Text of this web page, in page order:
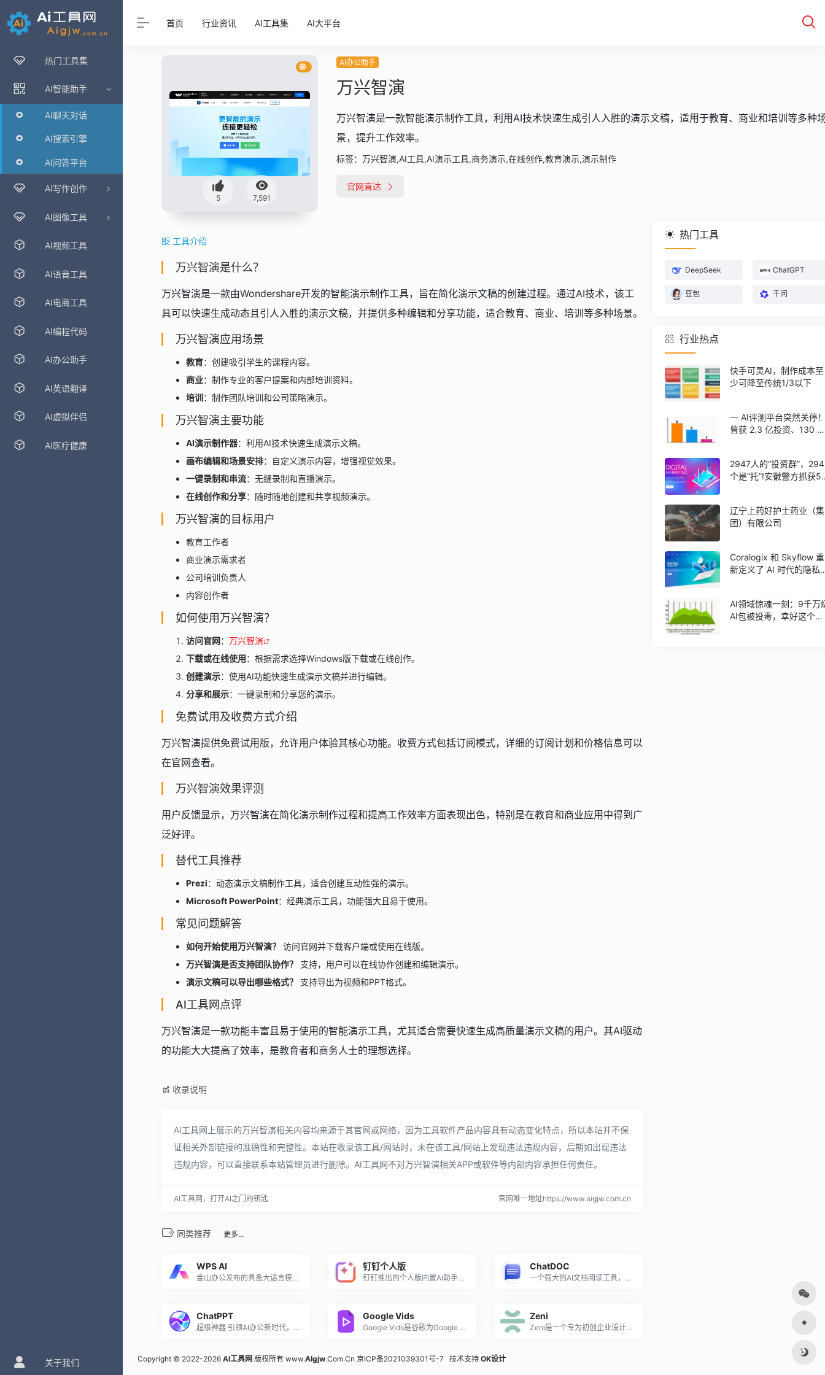
热门工具集
AI智能助手
AI聊天对话
AI搜索引擎
AI问答平台
AI写作创作
AI图像工具
AI视频工具
AI语音工具
AI电商工具
AI编程代码
AI办公助手
AI英语翻译
AI虚拟伴侣
AI医疗健康
关于我们
首页 行业资讯 AI工具集 AI大平台
5 7,591
AI办公助手
万兴智演
万兴智演是一款智能演示制作工具，利用AI技术快速生成引人入胜的演示文稿，适用于教育、商业和培训等多种
景，提升工作效率。
标签： 万兴智演,AI工具,AI演示工具,商务演示,在线创作,教育演示,演示制作
官网直达
工具介绍
万兴智演是什么？
万兴智演是一款由Wondershare开发的智能演示制作工具，旨在简化演示文稿的创建过程。通过AI技术，该工
具可以快速生成动态且引人入胜的演示文稿，并提供多种编辑和分享功能，适合教育、商业、培训等多种场景。
万兴智演应用场景
教育：创建吸引学生的课程内容。
商业：制作专业的客户提案和内部培训资料。
培训 ：制作团队培训和公司策略演示。
万兴智演主要功能
AI演示制作器：利用AI技术快速生成演示文稿。
画布编辑和场景安排：自定义演示内容，增强视觉效果。
一键录制和串流：无缝录制和直播演示。
在线创作和分享：随时随地创建和共享视频演示。
万兴智演的目标用户
教育工作者
商业演示需求者
公司培训负责人
内容创作者
如何使用万兴智演？
访问官网： 万兴智演
下载或在线使用：根据需求选择Windows版下载或在线创作。
创建演示：使用AI功能快速生成演示文稿并进行编辑。
分享和展示：一键录制和分享您的演示。
免费试用及收费方式介绍
万兴智演提供免费试用版，允许用户体验其核心功能。收费方式包括订阅模式，详细的订阅计划和价格信息可以
在官网查看。
万兴智演效果评测
用户反馈显示，万兴智演在简化演示制作过程和提高工作效率方面表现出色，特别是在教育和商业应用中得到广
泛好评。
替代工具推荐
Prezi：动态演示文稿制作工具，适合创建互动性强的演示。
Microsoft PowerPoint：经典演示工具，功能强大且易于使用。
常见问题解答
如何开始使用万兴智演？
访问官网并下载客户端或使用在线版。
万兴智演是否支持团队协作？
支持，用户可以在线协作创建和编辑演示。
演示文稿可以导出哪些格式？
支持导出为视频和PPT格式。
AI工具网点评
万兴智演是一款功能丰富且易于使用的智能演示工具，尤其适合需要快速生成高质量演示文稿的用户。其AI驱动
的功能大大提高了效率，是教育者和商务人士的理想选择。
收录说明
AI工具网上展示的万兴智演相关内容均来源于其官网或网络，因为工具软件产品内容具有动态变化特点，所以本站并不保
证相关外部链接的准确性和完整性。本站在收录该工具/网站时，未在该工具/网站上发现违法违规内容，后期如出现违法
违规内容，可以直接联系本站管理员进行删除。AI工具网不对万兴智演相关APP或软件等内部内容承担任何责任。
AI工具网，打开AI之门的钥匙 官网唯一地址https://www.aigjw.com.cn
同类推荐 更多...
WPS AI
金山办公发布的具备大语言模型能力的人工智能应用，为用户提供智能文档写作、阅读理解和问答、智能人机交互的能力。作为WPS办公套件的重要组成部分，WPS AI将与WPS其他产品无缝衔接，让用户在办公、写作、文档处理等方面实现更高效、更智能的体验。
钉钉个人版
钉钉推出的个人版内置AI助手的办公软件。
ChatDOC
一个强大的AI文档阅读工具，结合了ChatGPT，为用户提供了一种全新的、高效的文献阅读方式。帮助你更快速地获取和理解文档中的关键信息。
ChatPPT
超级神器·引领AI办公新时代，ChatPPT是一款通过对话形式快速生成和美化PPT的AI工具，提升制作效率。
Google Vids
Google Vids是谷歌为Google Workspace协作办公平台推出的AI视频创作工具。
Zeni
Zeni是一个专为初创企业设计的财务运营平台，提供自动化会计、账目管理和财务分析等服务，帮助企业简化财务管理流程，提升财务透明度和决策效率。
热门工具
DeepSeek ChatGPT
豆包 千问
行业热点
快手可灵AI，制作成本至
少可降至传统1/3以下
一 AI评测平台突然关停
曾获 2.3 亿投资、130 万
2947人的“投资群”，
个是“托”!安徽警方抓获5
辽宁上药好护士药业（集
团）有限公司
Coralogix 和 Skyflow 重
新定义了 AI 时代的隐私
AI领域惊魂一刻：9千万
AI包被投毒，幸好这个黑
Copyright © 2022-2026 AI工具网 版权所有 www.AIgjw.Com.Cn 京ICP备2021039301号-7 技术支持 OK设计